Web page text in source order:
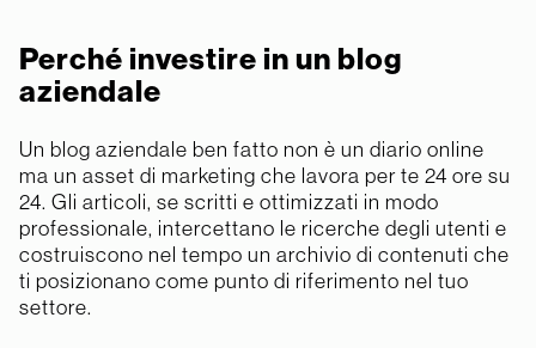
Perché investire in un blog
aziendale
Un blog aziendale ben fatto non è un diario online
ma un asset di marketing che lavora per te 24 ore su
24. Gli articoli, se scritti e ottimizzati in modo
professionale, intercettano le ricerche degli utenti e
costruiscono nel tempo un archivio di contenuti che
ti posizionano come punto di riferimento nel tuo
settore.